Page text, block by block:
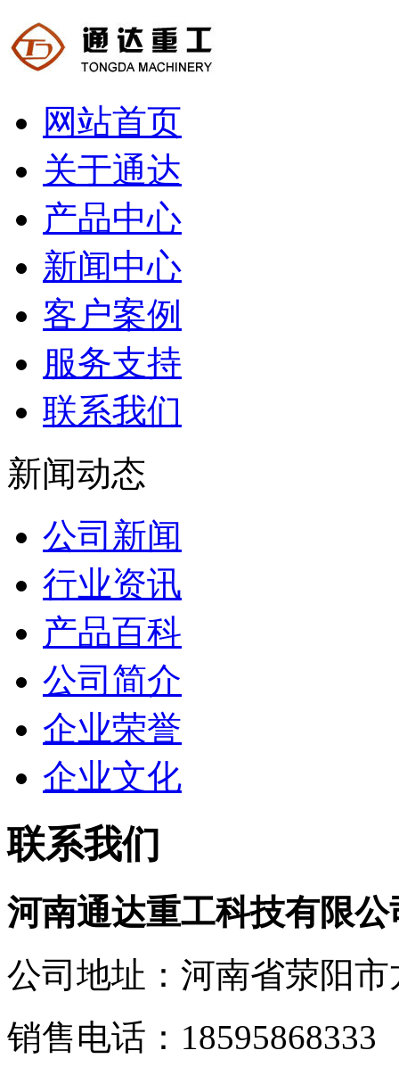
网站首页
关于通达
产品中心
新闻中心
客户案例
服务支持
联系我们
新闻动态
公司新闻
行业资讯
产品百科
公司简介
企业荣誉
企业文化
联系我们
河南通达重工科技有限公
公司地址：河南省荥阳
销售电话：18595868333